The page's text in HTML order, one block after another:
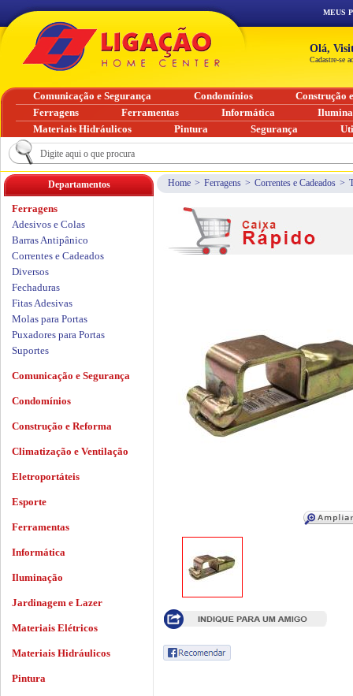
Home > Ferragens > Correntes e Cadeados >
Departamentos
Ferragens
Adesivos e Colas
Barras Antipânico
Correntes e Cadeados
Diversos
Fechaduras
Fitas Adesivas
Molas para Portas
Puxadores para Portas
Suportes
Comunicação e Segurança
Condomínios
Construção e Reforma
Climatização e Ventilação
Eletroportáteis
Esporte
Ferramentas
Informática
Iluminação
Jardinagem e Lazer
Materiais Elétricos
Materiais Hidráulicos
Pintura
MEUS
Olá,
Cadastre-se
Comunicação e Segurança Condomínios
Construção
Ferragens
Ferramentas Informática
Materiais Hidráulicos
Pintura Segurança